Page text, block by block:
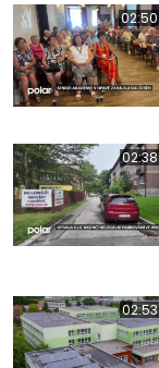
02:50
02:38
02:53